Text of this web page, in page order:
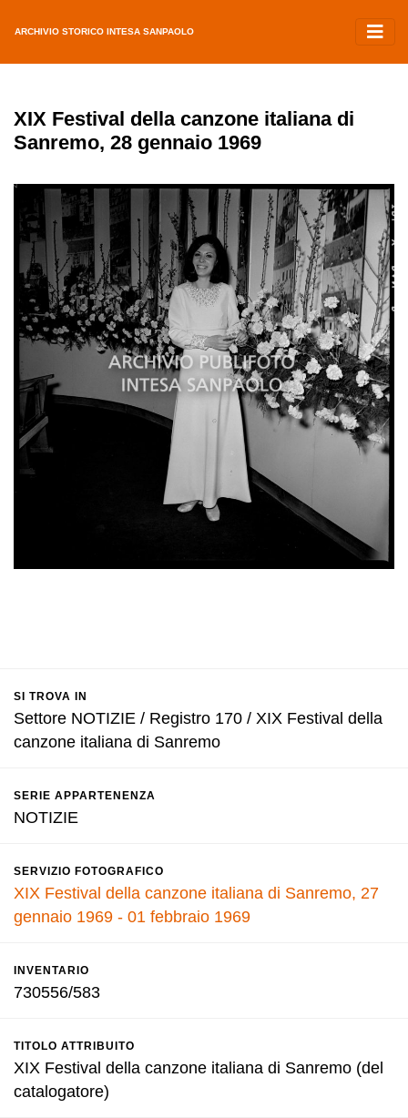
ARCHIVIO STORICO INTESA SANPAOLO
XIX Festival della canzone italiana di
Sanremo, 28 gennaio 1969
SI TROVA IN
Settore NOTIZIE / Registro 170 / XIX Festival della
canzone italiana di Sanremo
SERIE APPARTENENZA
NOTIZIE
SERVIZIO FOTOGRAFICO
XIX Festival della canzone italiana di Sanremo, 27
gennaio 1969 - 01 febbraio 1969
INVENTARIO
730556/583
TITOLO ATTRIBUITO
XIX Festival della canzone italiana di Sanremo (del
catalogatore)